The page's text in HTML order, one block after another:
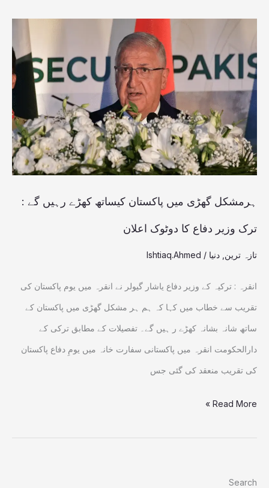
ہرمشکل گھڑی میں پاکستان کیساتھ کھڑے رہیں گے :
ترک وزیر دفاع کا دوٹوک اعلان
تازہ ترین دنیا /
Ishtiaq.Ahmed
انقرہ : ترکیہ کے وزیر دفاع یاشار گیولر نے انقرہ میں یوم پاکستان کی
تقریب سے خطاب میں کہا کہ ہم ہر مشکل گھڑی میں پاکستان کے
ساتھ شانہ بشانہ کھڑے ر ہیں گے۔ تفصیلات کے مطابق ترکی کے
دارالحکومت انقرہ میں پاکستانی سفارت خانہ میں یومِ دفاع پاکستان
کی تقریب منعقد کی گئی جس
میں
پاکستان
کیساتھ
کھڑے
رہیں
گے
وزیر
دفاع
کا
اعلان
Read More »
Search